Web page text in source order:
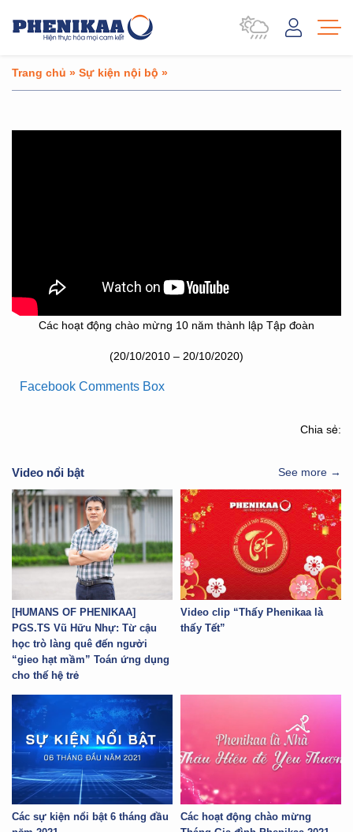
Trang chủ » Sự kiện nội bộ »
Các hoạt động chào mừng 10 năm thành lập Tập đoàn
(20/10/2010 – 20/10/2020)
Facebook Comments Box
Chia sẻ:
Video nổi bật See more →
[HUMANS OF PHENIKAA]
PGS.TS Vũ Hữu Nhự: Từ cậu
học trò làng quê đến người
“gieo hạt mầm” Toán ứng dụng
cho thế hệ trẻ
Video clip “Thấy Phenikaa là
thấy Tết”
Các sự kiện nổi bật 6 tháng đầu
Các hoạt động chào mừng